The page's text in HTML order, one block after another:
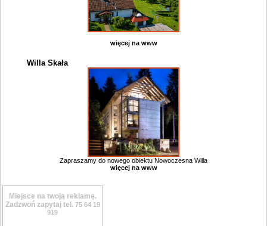
więcej na www
Willa Skała
Zapraszamy do nowego obiektu Nowoczesna Willa
więcej na www
Miejsce na twoją reklamę.
Zadzwoń zapytaj tel. 75 64 19
919